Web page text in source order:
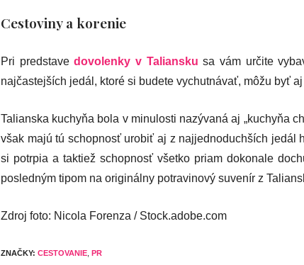
Cestoviny a korenie
Pri predstavedovolenky v Taliansku sa vám určite
najčastejších jedál, ktoré si budete vychutnávať, môžu byť
Talianska kuchyňa bola v minulosti nazývaná aj „kuchyňa
však majú tú schopnosť urobiť aj z najjednoduchších jedál
si potrpia a taktiež schopnosť všetko priam dokonale
posledným tipom na originálny potravinový suvenír z
Zdroj foto: Nicola Forenza / Stock.adobe.com
ZNAČKY: CESTOVANIE PR